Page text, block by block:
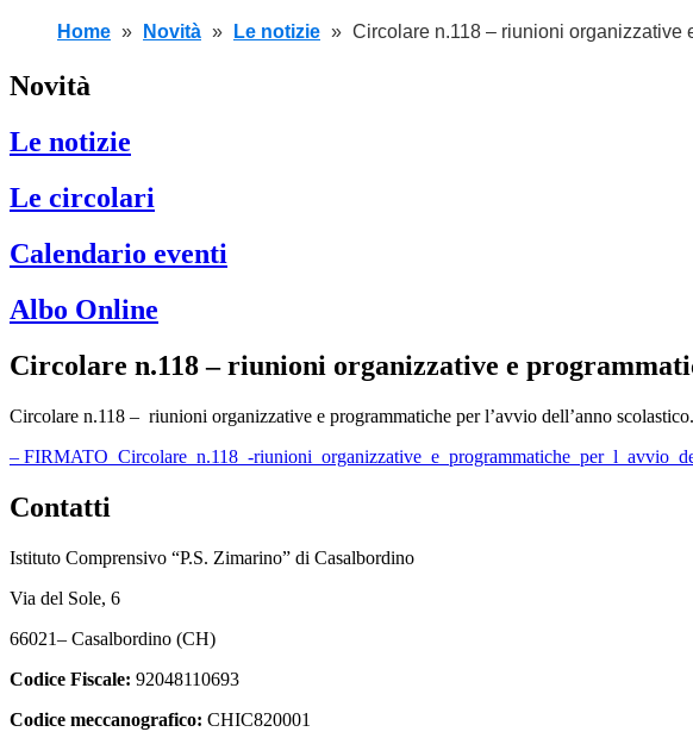
Home Novità Le notizie Circolare n.118 – riunioni organizzative
Novità
Le notizie
Le circolari
Calendario eventi
Albo Online
Circolare n.118 – riunioni organizzative e
Circolare n.118 – riunioni organizzative e programmatiche per l’avvio dell’anno scolastico.
– FIRMATO_Circolare_n.118_-
Contatti
Istituto Comprensivo “P.S. Zimarino” di Casalbordino
Via del Sole, 6
66021– Casalbordino (CH)
Codice Fiscale: 92048110693
Codice meccanografico: CHIC820001